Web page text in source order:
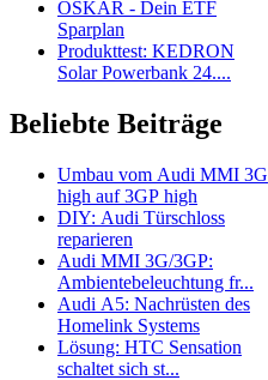
OSKAR - Dein ETF
Sparplan
Produkttest: KEDRON
Solar Powerbank 24....
Beliebte Beiträge
Umbau vom Audi MMI 3G
high auf 3GP high
DIY: Audi Türschloss
reparieren
Audi MMI 3G/3GP:
Ambientebeleuchtung fr...
Audi A5: Nachrüsten des
Homelink Systems
Lösung: HTC Sensation
schaltet sich st...